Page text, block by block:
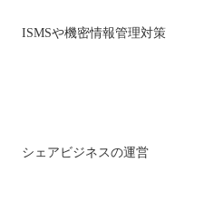
ISMSや機密情報管理対策
シェアビジネスの運営